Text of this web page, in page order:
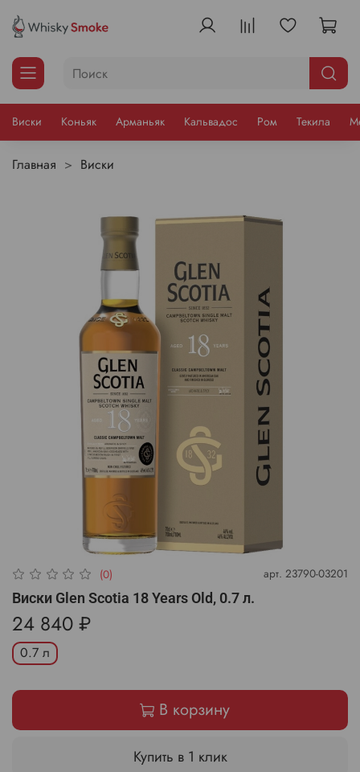
Виски Коньяк Арманьяк Кальвадос Ром Текила
Главная Виски
(0) арт. 23790-03201
Виски Glen Scotia 18 Years Old, 0.7 л.
24 840 ₽
0.7 л
В корзину
Купить в 1 клик